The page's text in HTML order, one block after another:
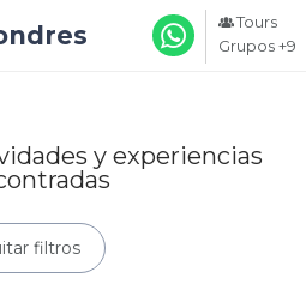
Tours
Grupos +9
y experiencias
filtros